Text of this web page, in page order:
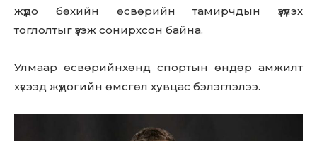
жүдо бөхийн өсвөрийн тамирчдын үзүүлэх
тоглолтыг үзэж сонирхсон байна.
Улмаар өсвөрийнхөнд спортын өндөр амжилт
хүсээд жүдогийн өмсгөл хувцас бэлэглэлээ.